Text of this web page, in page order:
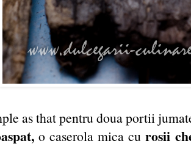
as that pentru doua portii
o caserola mica curosii